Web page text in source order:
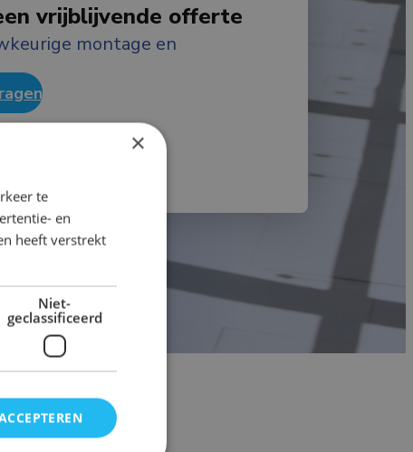
vrijblijvende offerte
montage en
×
te
en
heeft verstrekt
Niet-
geclassificeerd